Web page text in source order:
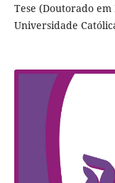
Tese (Doutorado
Universidade